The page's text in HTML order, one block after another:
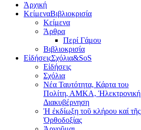
Ἀρχική
ΚείμεναΒιβλιοκρισία
Κείμενα
Άρθρα
Περί Γάμου
Βιβλιοκρισία
ΕἰδήσειςΣχόλια&SoS
Εἰδήσεις
Σχόλια
Νέα Ταυτότητα, Κάρτα του
Πολίτη, ΑΜΚΑ, Ἠλεκτρονική
Διακυβέρνηση
Ἡ ἐκδίωξη τοῦ κλήρου καί τῆς
Ὀρθοδοξίας